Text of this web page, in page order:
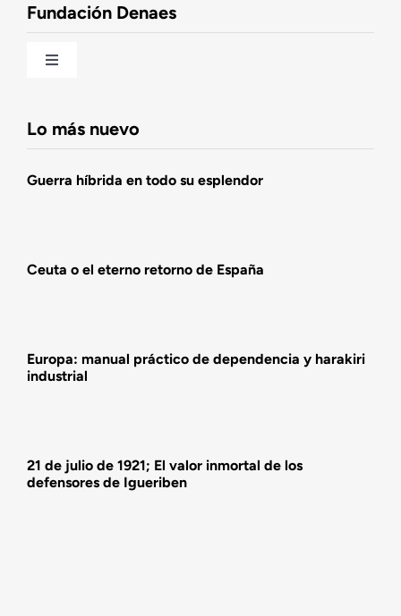
Fundación Denaes
Toggle
Lo más nuevo
Guerra híbrida en todo su esplendor
Ceuta o el eterno retorno de España
Europa: manual práctico de dependencia y harakiri
industrial
21 de julio de 1921; El valor inmortal de los
defensores de Igueriben